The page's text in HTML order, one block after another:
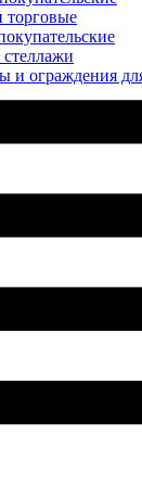
торговые
и ограждения